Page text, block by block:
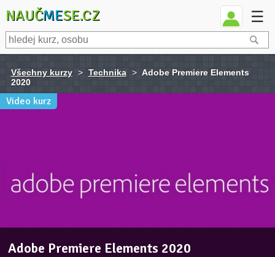
NAUČMESE.CZ ☰
Všechny kurzy > Technika > Adobe Premiere Elements
2020
Video kurz
Adobe Premiere Elements 2020